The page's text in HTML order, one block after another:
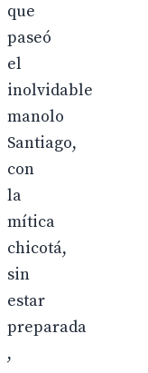
que
paseó
el
inolvidable
manolo
Santiago,
con
la
mítica
chicotá,
sin
estar
preparada
,